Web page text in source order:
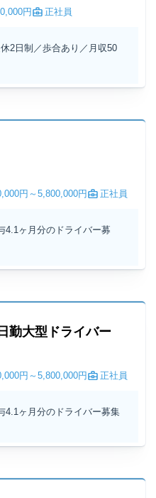
円 正社員
2日制／歩合あり／月収50
円～ 5,800,000円 正社員
4.1ヶ月分のドライバー募
勤大型ドライバー
円～ 5,800,000円 正社員
4.1ヶ月分のドライバー募集